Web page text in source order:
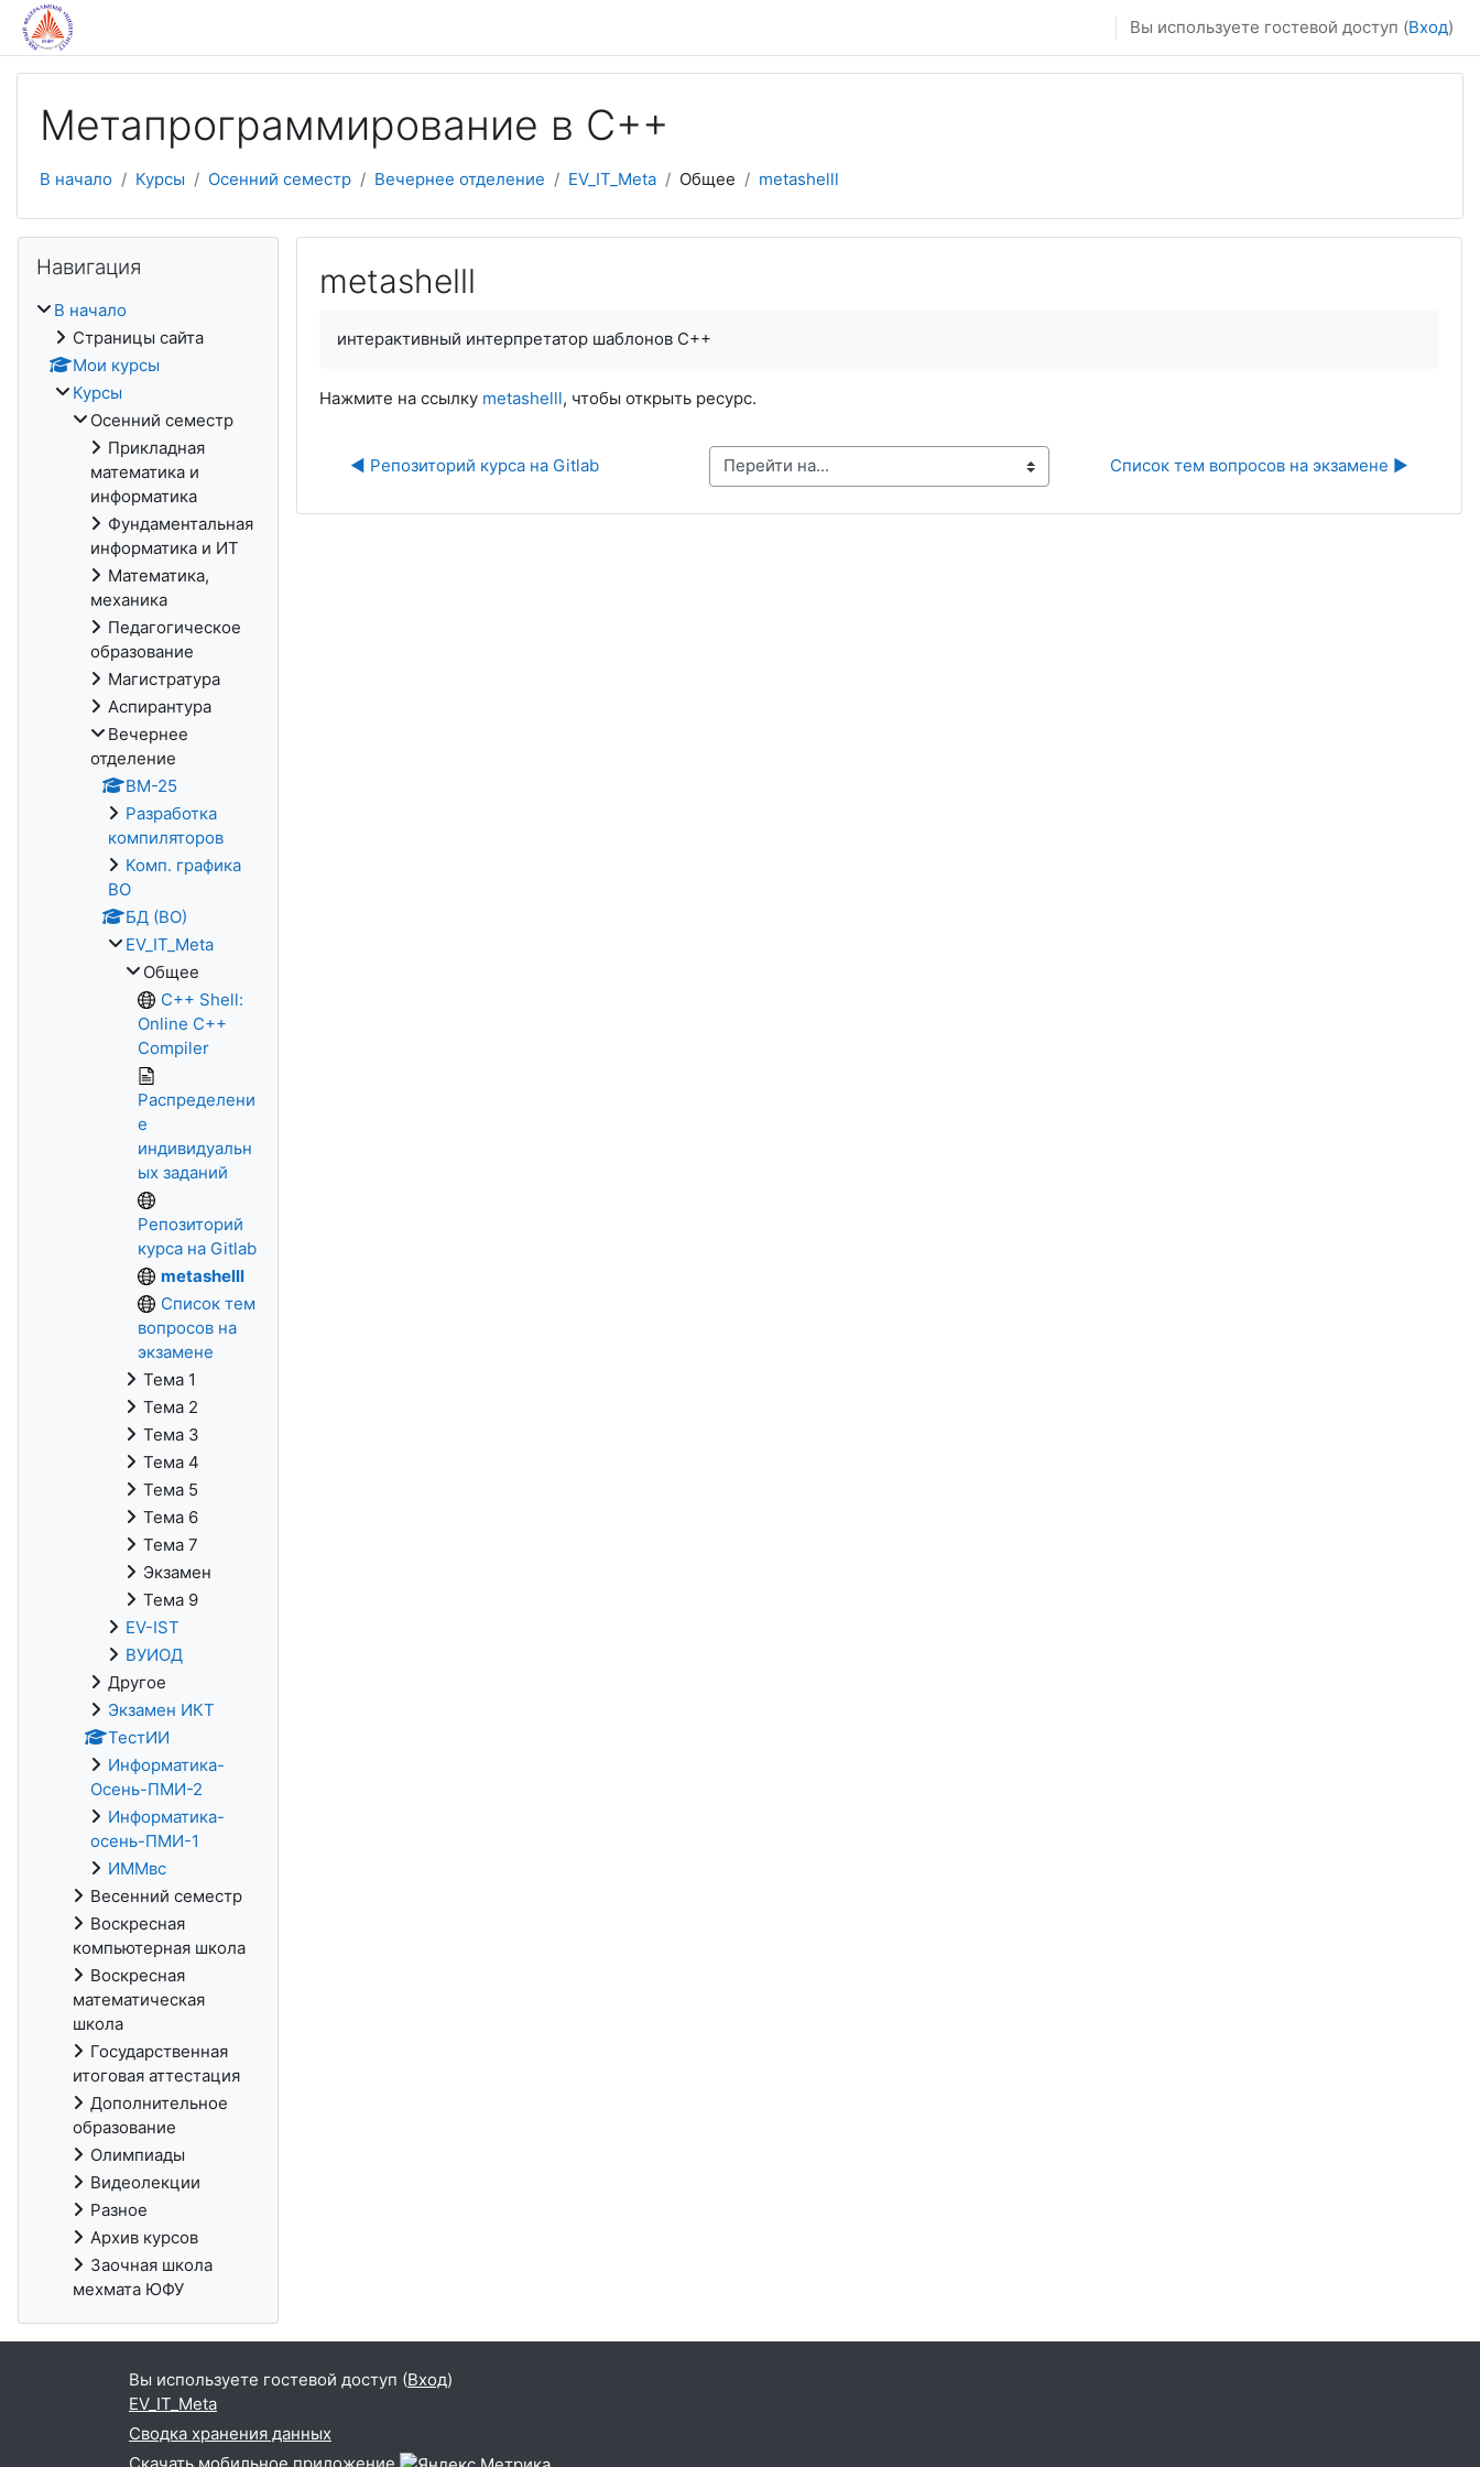
Перейти к основному содержанию
Вы используете гостевой доступ (Вход)
Метапрограммирование в C++
В начало Курсы Осенний семестр Вечернее отделение EV_IT_Meta Общее metashelll
metashelll
интерактивный интерпретатор шаблонов С++
Нажмите на ссылку metashelll, чтобы открыть ресурс.
◀︎ Репозиторий курса на Gitlab Перейти на... Список тем вопросов на экзамене ▶︎
Навигация
В начало
Страницы сайта
Мои курсы
Курсы
Осенний семестр
Прикладная
математика и
информатика
Фундаментальная
информатика и ИТ
Математика,
механика
Педагогическое
образование
Магистратура
Аспирантура
Вечернее
отделение
ВМ-25
Разработка
компиляторов
Комп. графика
ВО
БД (ВО)
EV_IT_Meta
Общее
C++ Shell:
Online C++
Compiler
Распределени
е
индивидуальн
ых заданий
Репозиторий
курса на Gitlab
metashelll
Список тем
вопросов на
экзамене
Тема 1
Тема 2
Тема 3
Тема 4
Тема 5
Тема 6
Тема 7
Экзамен
Тема 9
EV-IST
ВУИОД
Другое
Экзамен ИКТ
ТестИИ
Информатика-
Осень-ПМИ-2
Информатика-
осень-ПМИ-1
ИММвс
Весенний семестр
Воскресная
компьютерная школа
Воскресная
математическая
школа
Государственная
итоговая аттестация
Дополнительное
образование
Олимпиады
Видеолекции
Разное
Архив курсов
Заочная школа
мехмата ЮФУ
Вы используете гостевой доступ (Вход)
EV_IT_Meta
Сводка хранения данных